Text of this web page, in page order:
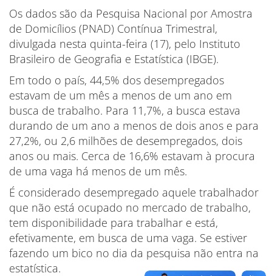
Os dados são da Pesquisa Nacional por Amostra
de Domicílios (PNAD) Contínua Trimestral,
divulgada nesta quinta-feira (17), pelo Instituto
Brasileiro de Geografia e Estatística (IBGE).
Em todo o país, 44,5% dos desempregados
estavam de um mês a menos de um ano em
busca de trabalho. Para 11,7%, a busca estava
durando de um ano a menos de dois anos e para
27,2%, ou 2,6 milhões de desempregados, dois
anos ou mais. Cerca de 16,6% estavam à procura
de uma vaga há menos de um mês.
É considerado desempregado aquele trabalhador
que não está ocupado no mercado de trabalho,
tem disponibilidade para trabalhar e está,
efetivamente, em busca de uma vaga. Se estiver
fazendo um bico no dia da pesquisa não entra na
estatística.